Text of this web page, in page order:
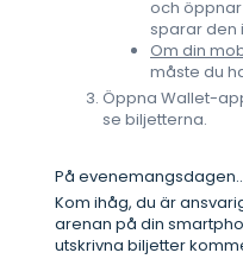
och
sparar den
Om din
måste du
Öppna Wallet-
se biljetterna.
På
Kom ihåg, du är
arenan på din
utskrivna biljetter